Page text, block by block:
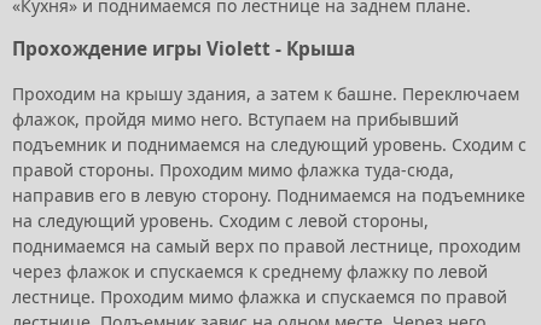
«Кухня» и поднимаемся по лестнице на заднем плане.
Прохождение игры Violett - Крыша
Проходим на крышу здания, а затем к башне. Переключаем
флажок, пройдя мимо него. Вступаем на прибывший
подъемник и поднимаемся на следующий уровень. Сходим с
правой стороны. Проходим мимо флажка туда-сюда,
направив его в левую сторону. Поднимаемся на подъемнике
на следующий уровень. Сходим с левой стороны,
поднимаемся на самый верх по правой лестнице, проходим
через флажок и спускаемся к среднему флажку по левой
лестнице. Проходим мимо флажка и спускаемся по правой